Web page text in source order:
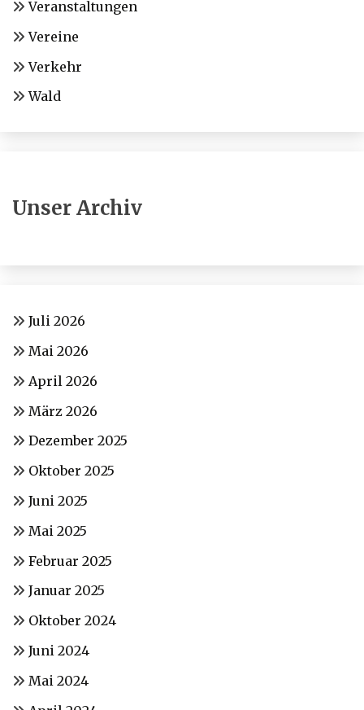
Veranstaltungen
Vereine
Verkehr
Wald
Unser Archiv
Juli 2026
Mai 2026
April 2026
März 2026
Dezember 2025
Oktober 2025
Juni 2025
Mai 2025
Februar 2025
Januar 2025
Oktober 2024
Juni 2024
Mai 2024